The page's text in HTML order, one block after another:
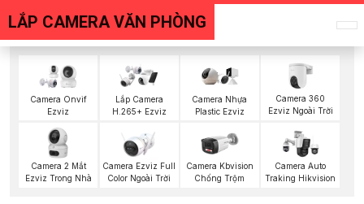
LẮP CAMERA VĂN PHÒNG
Camera Onvif
Ezviz
Lắp Camera
H.265+ Ezviz
Camera Nhựa
Plastic Ezviz
Camera 360
Ezviz Ngoài Trời
Camera 2 Mắt
Ezviz Trong Nhà
Camera Ezviz Full
Color Ngoài Trời
Camera Kbvision
Chống Trộm
Camera Auto
Traking Hikvision